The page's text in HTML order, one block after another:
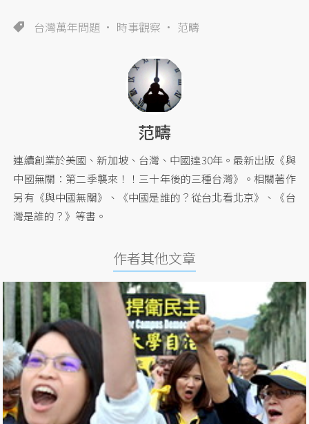
台灣萬年問題 時事觀察 范疇
范疇
連續創業於美國、新加坡、台灣、中國達30年。最新出版《與
中國無關：第二季襲來！！三十年後的三種台灣》。相關著作
另有《與中國無關》、《中國是誰的？從台北看北京》、《台
灣是誰的？》等書。
作者其他文章